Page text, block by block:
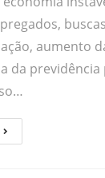
aumento
da previdência